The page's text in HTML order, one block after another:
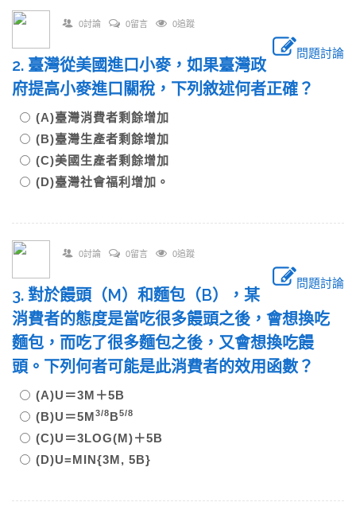
0討論 0留言 0追蹤
問題討論
2. 臺灣從美國進口小麥，如果臺灣政
府提高小麥進口關稅，下列敘述何者正確？
(A)臺灣消費者剩餘增加
(B)臺灣生產者剩餘增加
(C)美國生產者剩餘增加
(D)臺灣社會福利增加。
0討論 0留言 0追蹤
問題討論
3. 對於饅頭（M）和麵包（B），某
消費者的態度是當吃很多饅頭之後，會想換吃
麵包，而吃了很多麵包之後，又會想換吃饅
頭。下列何者可能是此消費者的效用函數？
(A)U＝3M＋5B
(B)U＝5M3/8B5/8
(C)U＝3LOG(M)＋5B
(D)U=MIN{3M, 5B}